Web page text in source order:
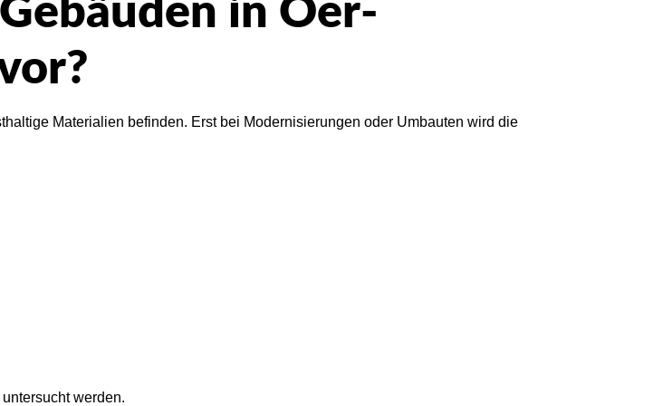
in Oer-
Materialien befinden. Erst bei Modernisierungen oder Umbauten wird die
werden.